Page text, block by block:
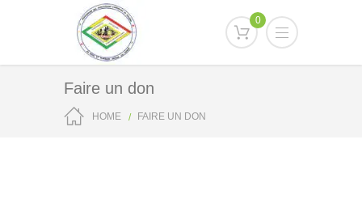
0
Faire un don
HOME FAIRE UN DON